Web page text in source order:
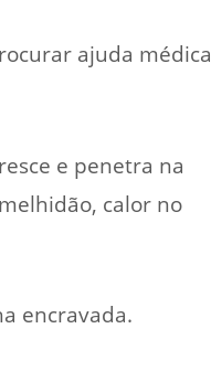
ajuda médica
e penetra na
calor no
encravada.